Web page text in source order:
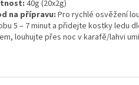
40g (20x2g)
na přípravu: Pro rychlé osvěžení
5 – 7 minut a přidejte kostky ledu
louhujte přes noc v karafě/lahvi